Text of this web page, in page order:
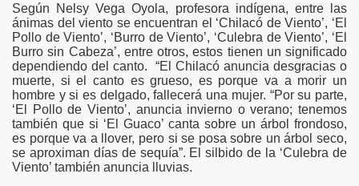
Según Nelsy Vega Oyola, profesora indígena, entre las
ánimas del viento se encuentran el ‘Chilacó de Viento’, ‘El
Pollo de Viento’, ‘Burro de Viento’, ‘Culebra de Viento’, ‘El
Burro sin Cabeza’, entre otros, estos tienen un significado
dependiendo del canto. “El Chilacó anuncia desgracias o
muerte, si el canto es grueso, es porque va a morir un
hombre y si es delgado, fallecerá una mujer. “Por su parte,
‘El Pollo de Viento’, anuncia invierno o verano; tenemos
también que si ‘El Guaco’ canta sobre un árbol frondoso,
es porque va a llover, pero si se posa sobre un árbol seco,
se aproximan días de sequía”. El silbido de la ‘Culebra de
Viento’ también anuncia lluvias.